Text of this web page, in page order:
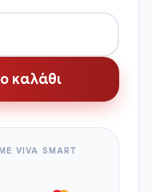
καλάθι
VIVA SMART